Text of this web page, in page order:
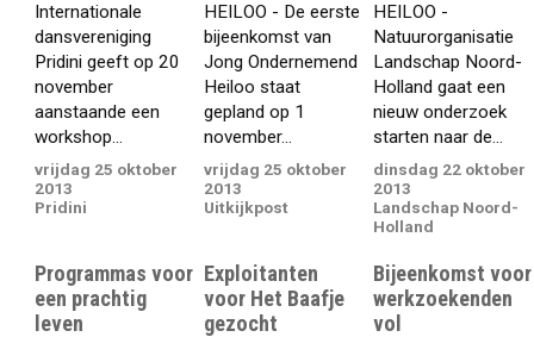
Internationale
dansvereniging
Pridini geeft op 20
november
aanstaande een
workshop...
vrijdag 25 oktober
2013
Pridini
HEILOO - De eerste
bijeenkomst van
Jong Ondernemend
Heiloo staat
gepland op 1
november...
vrijdag 25 oktober
2013
Uitkijkpost
HEILOO -
Natuurorganisatie
Landschap Noord-
Holland gaat een
nieuw onderzoek
starten naar de...
dinsdag 22 oktober
2013
Landschap Noord-
Holland
Programmas voor
een prachtig
leven
Exploitanten
voor Het Baafje
gezocht
Bijeenkomst voor
werkzoekenden
vol